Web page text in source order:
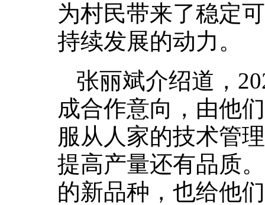
为村民带来了稳定
持续发展的动力。
张丽斌介绍道，
成合作意向，由他
服从人家的技术管
提高产量还有品质
的新品种，也给他